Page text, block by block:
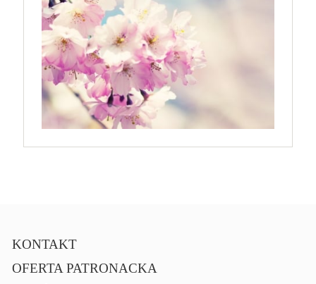
KONTAKT
OFERTA PATRONACKA